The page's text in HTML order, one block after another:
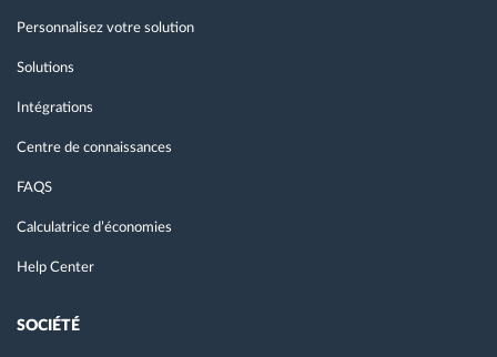
Personnalisez votre solution
Solutions
Intégrations
Centre de connaissances
FAQS
Calculatrice d’économies
Help Center
SOCIÉTÉ